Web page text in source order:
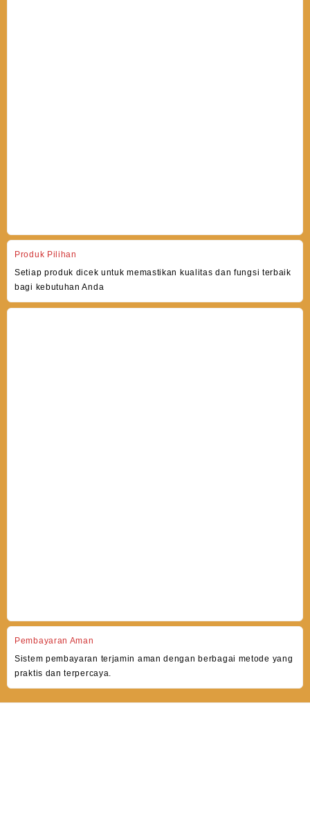
Produk Pilihan
Setiap produk dicek untuk memastikan kualitas dan fungsi terbaik
bagi kebutuhan Anda
Pembayaran Aman
Sistem pembayaran terjamin aman dengan berbagai metode yang
praktis dan terpercaya.